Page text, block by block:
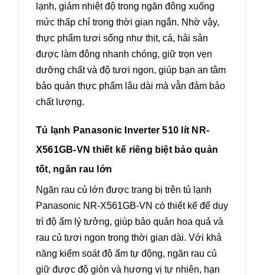
lạnh, giảm nhiệt độ trong ngăn đông xuống
mức thấp chỉ trong thời gian ngắn. Nhờ vậy,
thực phẩm tươi sống như thịt, cá, hải sản
được làm đông nhanh chóng, giữ trọn vẹn
dưỡng chất và độ tươi ngon, giúp bạn an tâm
bảo quản thực phẩm lâu dài mà vẫn đảm bảo
chất lượng.
Tủ lạnh Panasonic Inverter 510 lít NR-
X561GB-VN thiết kế riêng biệt bảo quản
tốt, ngăn rau lớn
Ngăn rau củ lớn được trang bị trên tủ lạnh
Panasonic NR-X561GB-VN có thiết kế để duy
trì độ ẩm lý tưởng, giúp bảo quản hoa quả và
rau củ tươi ngon trong thời gian dài. Với khả
năng kiểm soát độ ẩm tự động, ngăn rau củ
giữ được độ giòn và hương vị tự nhiên, hạn